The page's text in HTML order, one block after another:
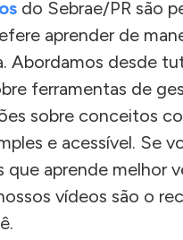
do Sebrae/PR são
aprender de
Abordamos desde
ferramentas de
sobre conceitos
e acessível. Se
que aprende melhor
vídeos são o